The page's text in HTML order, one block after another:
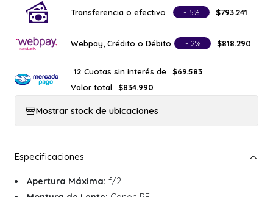
Transferencia o efectivo - 5% $793.241
Webpay, Crédito o Débito - 2% $818.290
12 Cuotas sin interés de
$69.583
Valor total
$834.990
Mostrar stock de ubicaciones
Apertura Máxima: f/2